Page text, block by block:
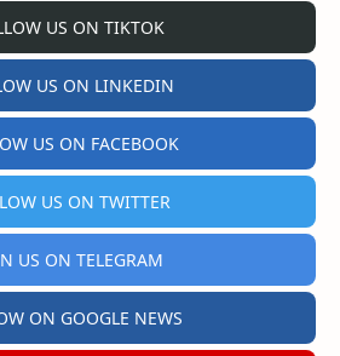
US ON TIKTOK
US ON LINKEDIN
US ON FACEBOOK
US ON TWITTER
US ON TELEGRAM
ON GOOGLE NEWS